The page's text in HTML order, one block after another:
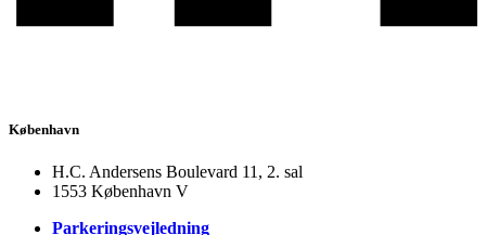
København
H.C. Andersens Boulevard 11, 2. sal
1553 København V
Parkeringsvejledning